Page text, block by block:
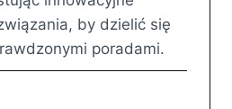
by dzielić się
poradami.